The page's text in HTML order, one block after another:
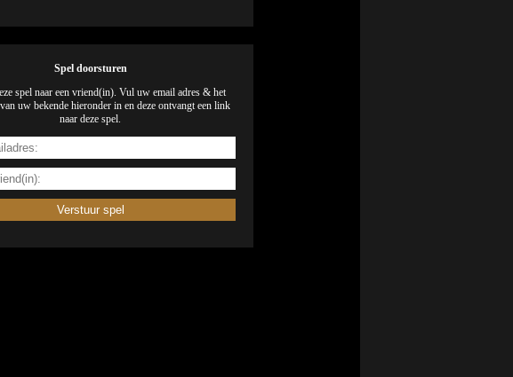
Spel doorsturen
spel naar een vriend(in). Vul uw email adres & het
uw bekende hieronder in en deze ontvangt een link
naar deze spel.